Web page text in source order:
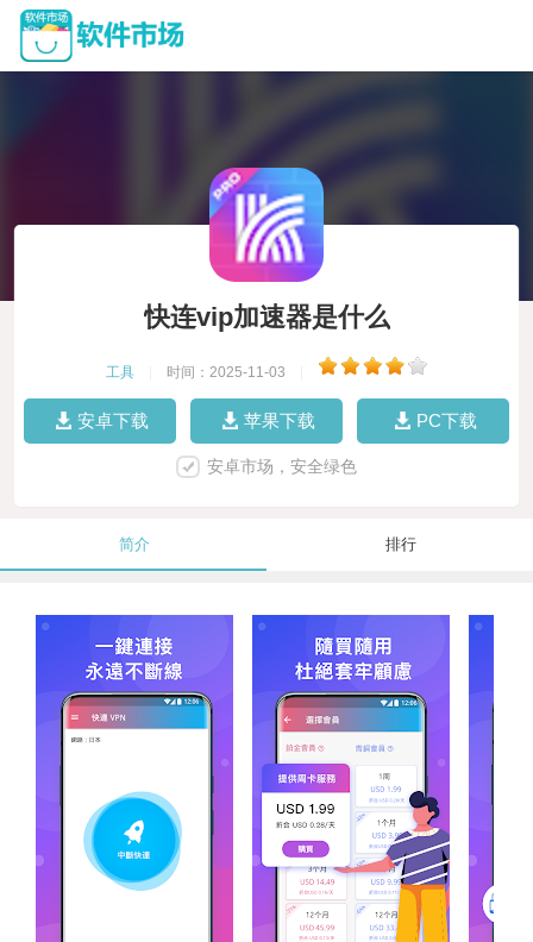
快连vip加速器是什么
工具 时间：2025-11-03
安卓下载 苹果下载 PC下载
安卓市场，安全绿色
简介 排行